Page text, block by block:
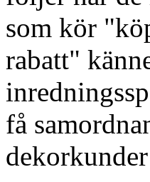
som kör
rabatt"
få